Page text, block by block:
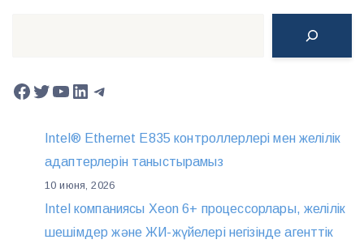
Facebook
Twitter
YouTube
LinkedIn
Telegram
Intel® Ethernet E835 контроллерлері мен желілік
адаптерлерін таныстырамыз
10 июня, 2026
Intel компаниясы Xeon 6+ процессорлары, желілік
шешімдер және ЖИ-жүйелері негізінде агенттік